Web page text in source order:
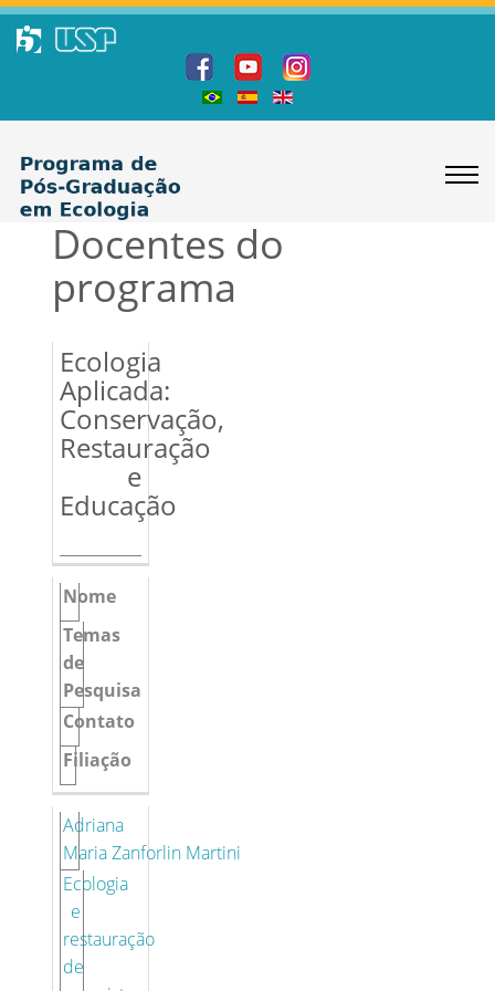
Docentes do
programa
Ecologia
Aplicada:
Conservação,
Restauração
e
Educação
Nome
Temas
de
Pesquisa
Contato
Filiação
Adriana
Maria Zanforlin Martini
Ecologia
e
restauração
de